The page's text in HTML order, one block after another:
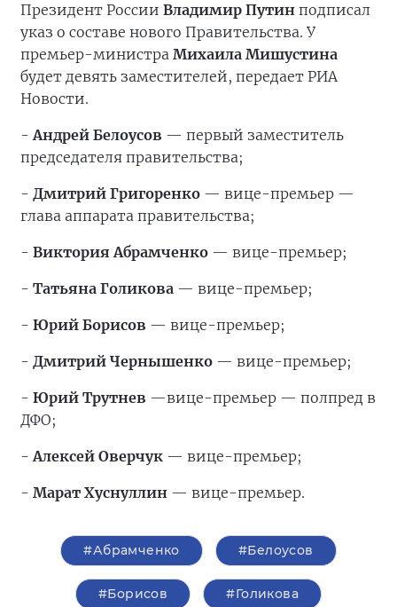
Президент России Владимир Путин подписал
указ о составе нового Правительства. У
премьер-министра Михаила Мишустина
будет девять заместителей, передает РИА
Новости.
-Андрей Белоусов — первый заместитель
председателя правительства;
- Дмитрий Григоренко — вице-премьер —
глава аппарата правительства;
- Виктория Абрамченко — вице-премьер;
- Татьяна Голикова — вице-премьер;
- Юрий Борисов — вице-премьер;
- Дмитрий Чернышенко — вице-премьер;
- Юрий Трутнев —вице-премьер — полпред в
ДФО;
-Алексей Оверчук — вице-премьер;
- Марат Хуснуллин — вице-премьер.
#Абрамченко #Белоусов
#Борисов #Голикова